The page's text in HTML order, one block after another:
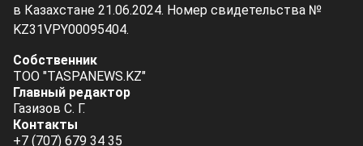
в Казахстане 21.06.2024. Номер свидетельства №
KZ31VPY00095404.
Собственник
ТОО "TASPANEWS.KZ"
Главный редактор
Газизов С. Г.
Контакты
+7 (707) 679 34 35